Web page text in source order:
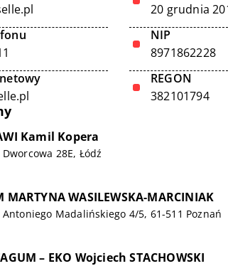
20 grudnia
NIP
8971862228
REGON
382101794
Kamil Kopera
28E, Łódź
MARTYNA WASILEWSKA-MARCINIAK
Antoniego Madalińskiego 4/5, 61-511 Poznań
– EKO Wojciech STACHOWSKI